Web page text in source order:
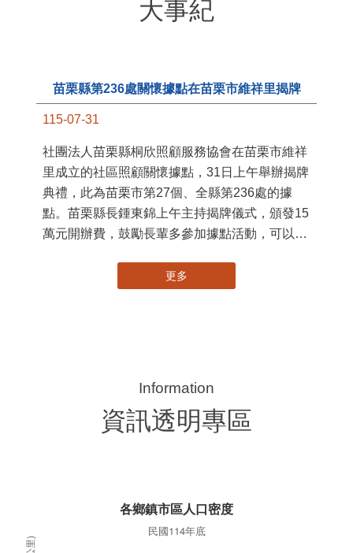
苗栗縣第236處關懷據點在苗栗市維祥里揭牌
典禮，此為苗栗市第27個、全縣第236處的據
點。苗栗縣長鍾東錦上午主持揭牌儀式，頒發15
萬元開辦費，鼓勵長輩多參加據點活動，可以更